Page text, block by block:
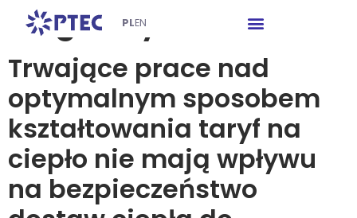
PLEN
Tag:taryfa
Trwające prace nad
optymalnym sposobem
kształtowania taryf na
ciepło nie mają wpływu
na bezpieczeństwo